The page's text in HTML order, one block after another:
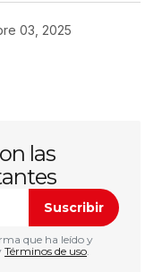
03, 2025
no será
están
las
Suscribir
que ha leído y
Términos de uso